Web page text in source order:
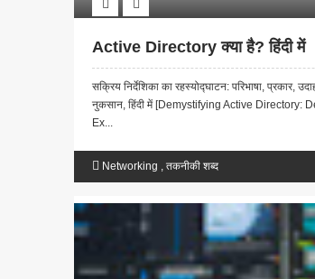
Active Directory क्या है? हिंदी में
सक्रिय निर्देशिका का रहस्योद्घाटन: परिभाषा, प्रकार,
नुकसान, हिंदी में [Demystifying Active Directory:
Ex...
Networking , तकनीकी शब्द